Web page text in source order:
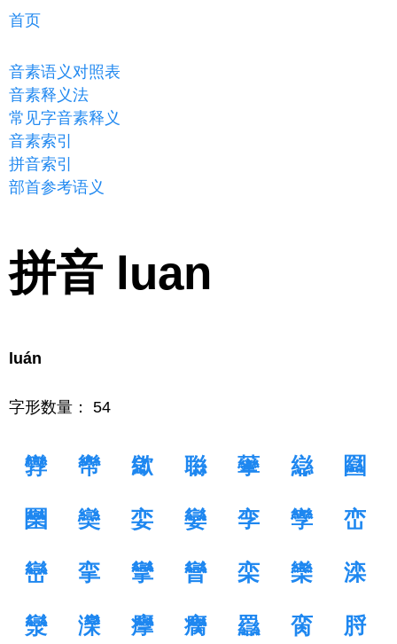
首页
音素语义对照表
音素释义法
常见字音素释义
音素索引
拼音索引
部首参考语义
拼音 luan
luán
字形数量： 54
㝈 㡩 㱍 䏈 䖂 䜌 圝
圞 奱 娈 孌 孪 孿 峦
巒 挛 攣 曫 栾 欒 滦
灓 灤 癴 癵 羉 脔 脟